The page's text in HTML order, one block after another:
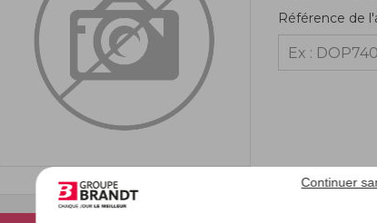
Continuer
Référence de